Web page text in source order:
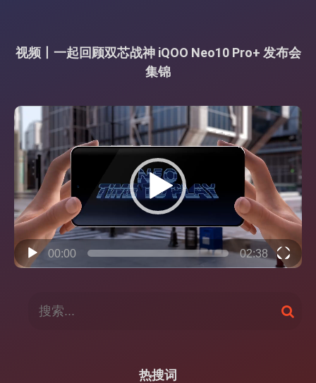
视频丨一起回顾双芯战神 iQOO Neo10 Pro+ 发布会
集锦
视
频
播
放
00:00 02:38
搜
索
热搜词